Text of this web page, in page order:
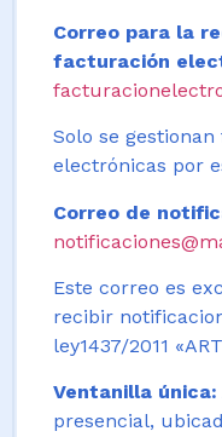
Correo para la
facturación
Solo se
electrónicas por
Correo de
Este correo es
recibir
ley1437/2011
Ventanilla única:
presencial,